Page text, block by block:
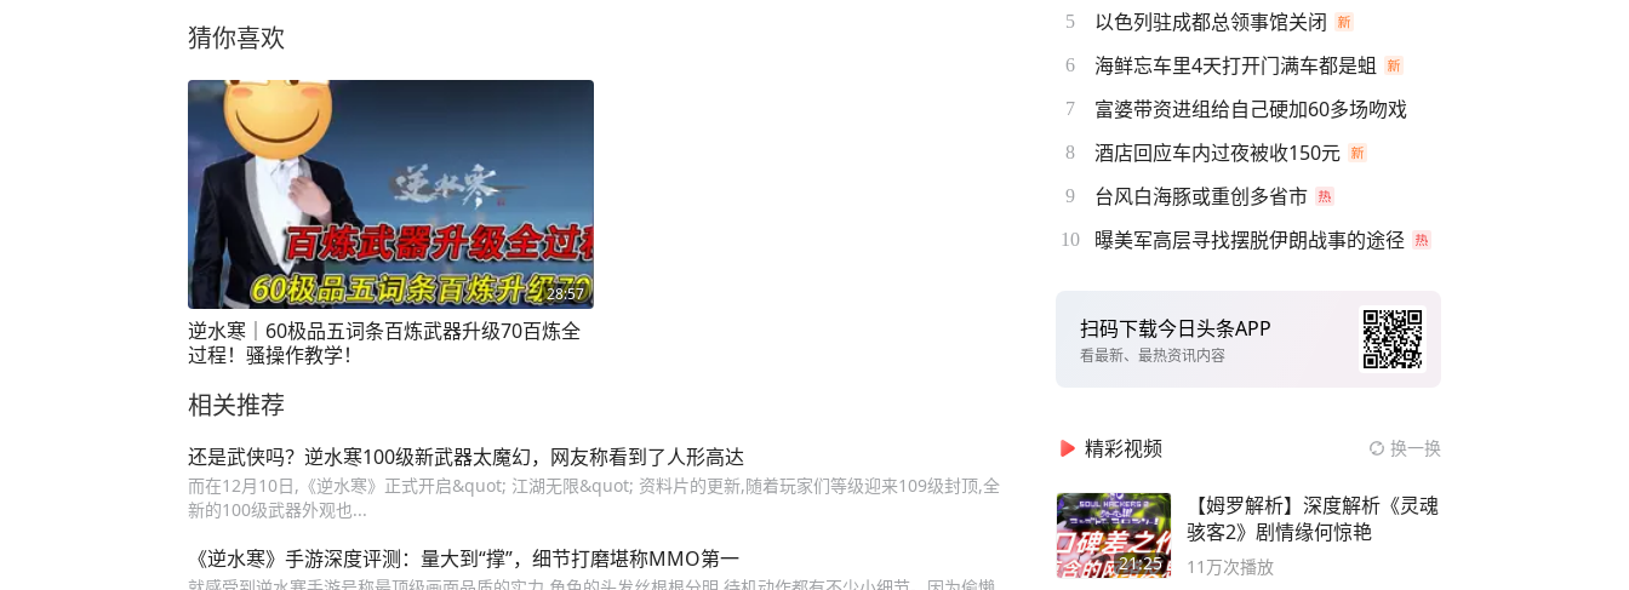
猜你喜欢
28:57
逆水寒｜60极品五词条百炼武器升级70百炼全
过程！骚操作教学！
相关推荐
还是武侠吗？逆水寒100级新武器太魔幻，网友称看到了人形高达
而在12月10日,《逆水寒》正式开启&quot; 江湖无限&quot; 资料片的更新,随着玩家们等级迎来109级封顶,全
新的100级武器外观也...
《逆水寒》手游深度评测：量大到“撑”，细节打磨堪称MMO第一
5 以色列驻成都总领事馆关闭
6 海鲜忘车里4天打开门满车都是蛆
7 富婆带资进组给自己硬加60多场吻戏
8 酒店回应车内过夜被收150元
9 台风白海豚或重创多省市
10 曝美军高层寻找摆脱伊朗战事的途径
扫码下载今日头条APP
看最新、最热资讯内容
精彩视频 换一换
21:25
【姆罗解析】深度解析《灵魂
骇客2》剧情缘何惊艳
11万次播放